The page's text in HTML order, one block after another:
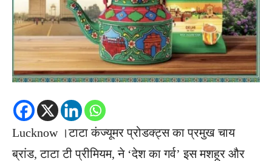
Lucknow ।टाटा कंज्यूमर प्रोडक्ट्स का प्रमुख चाय
ब्रांड, टाटा टी प्रीमियम, ने ‘देश का गर्व’ इस मशहूर और